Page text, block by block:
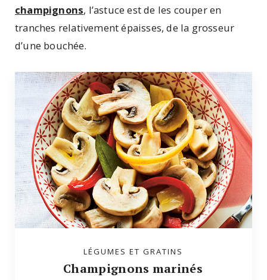
champignons, l’astuce est de les couper en
tranches relativement épaisses, de la grosseur
d’une bouchée.
LÉGUMES ET GRATINS
Champignons marinés